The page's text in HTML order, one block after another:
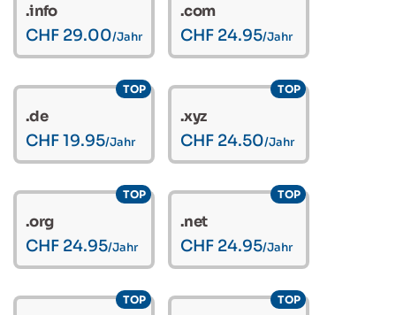
.info
CHF 29.00/Jahr
.com
CHF 24.95/Jahr
.de
CHF 19.95/Jahr
TOP
.xyz
CHF 24.50/Jahr
TOP
.org
CHF 24.95/Jahr
TOP
.net
CHF 24.95/Jahr
TOP
TOP TOP